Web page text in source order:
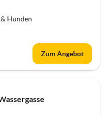
Hunden
Zum Angebot